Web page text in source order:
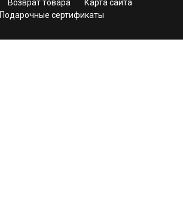
Возврат товара
Карта сайта
Подарочные сертификаты